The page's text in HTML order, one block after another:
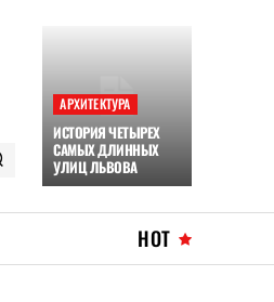
АРХИТЕКТУРА
ИСТОРИЯ ЧЕТЫРЕХ
САМЫХ ДЛИННЫХ
УЛИЦ ЛЬВОВА
HOT